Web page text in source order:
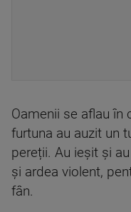
Oamenii se aflau în
furtuna au auzit un
pereții. Au ieșit și
și ardea violent,
fân.